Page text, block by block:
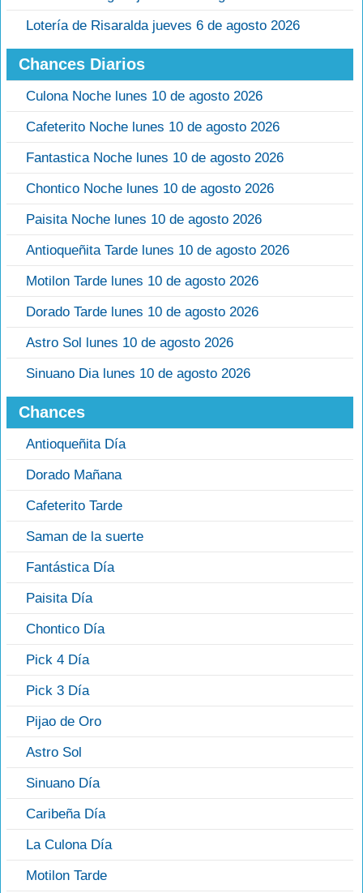
Lotería de Risaralda jueves 6 de agosto 2026
Chances Diarios
Culona Noche lunes 10 de agosto 2026
Cafeterito Noche lunes 10 de agosto 2026
Fantastica Noche lunes 10 de agosto 2026
Chontico Noche lunes 10 de agosto 2026
Paisita Noche lunes 10 de agosto 2026
Antioqueñita Tarde lunes 10 de agosto 2026
Motilon Tarde lunes 10 de agosto 2026
Dorado Tarde lunes 10 de agosto 2026
Astro Sol lunes 10 de agosto 2026
Sinuano Dia lunes 10 de agosto 2026
Chances
Antioqueñita Día
Dorado Mañana
Cafeterito Tarde
Saman de la suerte
Fantástica Día
Paisita Día
Chontico Día
Pick 4 Día
Pick 3 Día
Pijao de Oro
Astro Sol
Sinuano Día
Caribeña Día
La Culona Día
Motilon Tarde